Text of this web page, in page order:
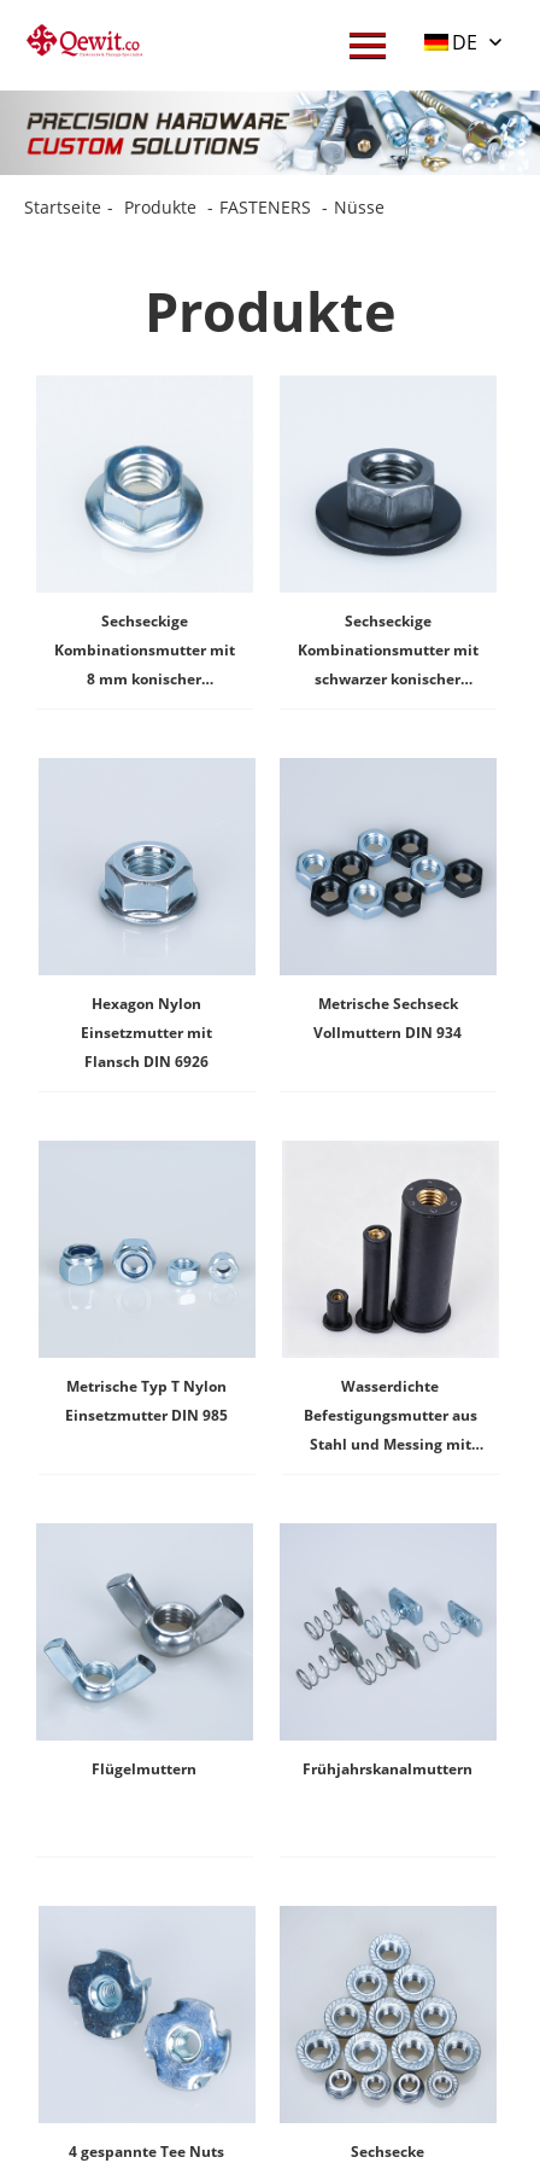
DE
Startseite - Produkte - FASTENERS - Nüsse
Produkte
Sechseckige
Kombinationsmutter mit
8 mm konischer
Sechseckige
Kombinationsmutter mit
schwarzer konischer
Hexagon Nylon
Einsetzmutter mit
Flansch DIN 6926
Metrische Sechseck
Vollmuttern DIN 934
Metrische Typ T Nylon
Einsetzmutter DIN 985
Wasserdichte
Befestigungsmutter aus
Stahl und Messing mit
Flügelmuttern Frühjahrskanalmuttern
4 gespannte Tee Nuts Sechsecke